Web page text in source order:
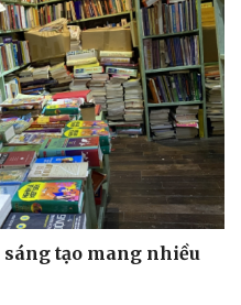
Giải trí
Nghệ sĩ
Thời trang
Sao Việt
tạo mang nhiều